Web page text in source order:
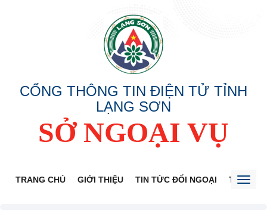
CỔNG THÔNG TIN ĐIỆN TỬ TỈNH
LẠNG SƠN
SỞ NGOẠI VỤ
TRANG CHỦ GIỚI THIỆU TIN TỨC ĐỐI NGOẠI THÔNG